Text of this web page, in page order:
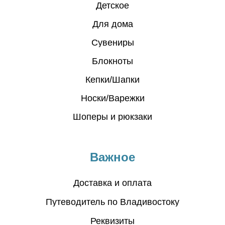
Важное
Путеводитель по Владивостоку
Доставка и оплата
Реквизиты
Детское
Для дома
Сувениры
Блокноты
Кепки/Шапки
Носки/Варежки
Шоперы и рюкзаки